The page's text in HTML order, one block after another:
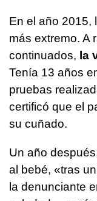
En el año 2015,
más extremo. A
continuados, la
Tenía 13 años
pruebas
certificó que el
su cuñado.
Un año
al bebé, «tras
la denunciante